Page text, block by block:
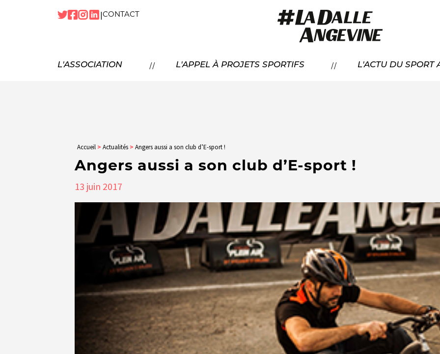
|CONTACT
L'ASSOCIATION
NOSTEMPS FORTS
// L'APPEL À PROJETS SPORTIFS
PRÉSENTATION
// L'ACTU DU SPORT
Accueil > Actualités > Angers aussi a son club d’E-sport !
Angers aussi a son club d’E-sport !
13 juin 2017